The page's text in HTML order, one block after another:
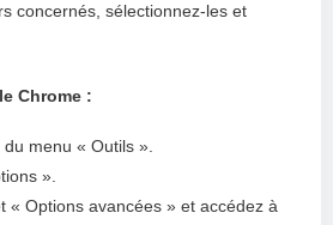
concernés, sélectionnez-les et
Chrome :
du menu « Outils ».
».
« Options avancées » et accédez à